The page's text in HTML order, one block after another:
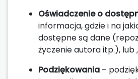
Oświadczenie o
informacja, gdzie i na
dostępne są dane
życzenie autora itp.), lub
Podziękowania –